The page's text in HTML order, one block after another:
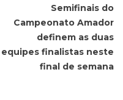
Semifinais do
Campeonato Amador
definem as duas
equipes finalistas neste
final de semana